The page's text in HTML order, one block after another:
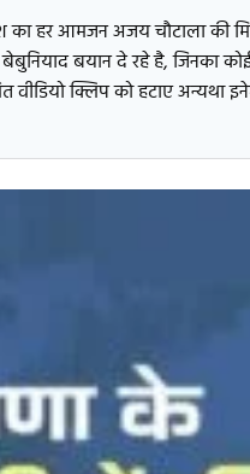
का हर आमजन अजय चौटाला की
बयान दे रहे है, जिनका
वीडियो क्लिप को हटाए अन्यथा